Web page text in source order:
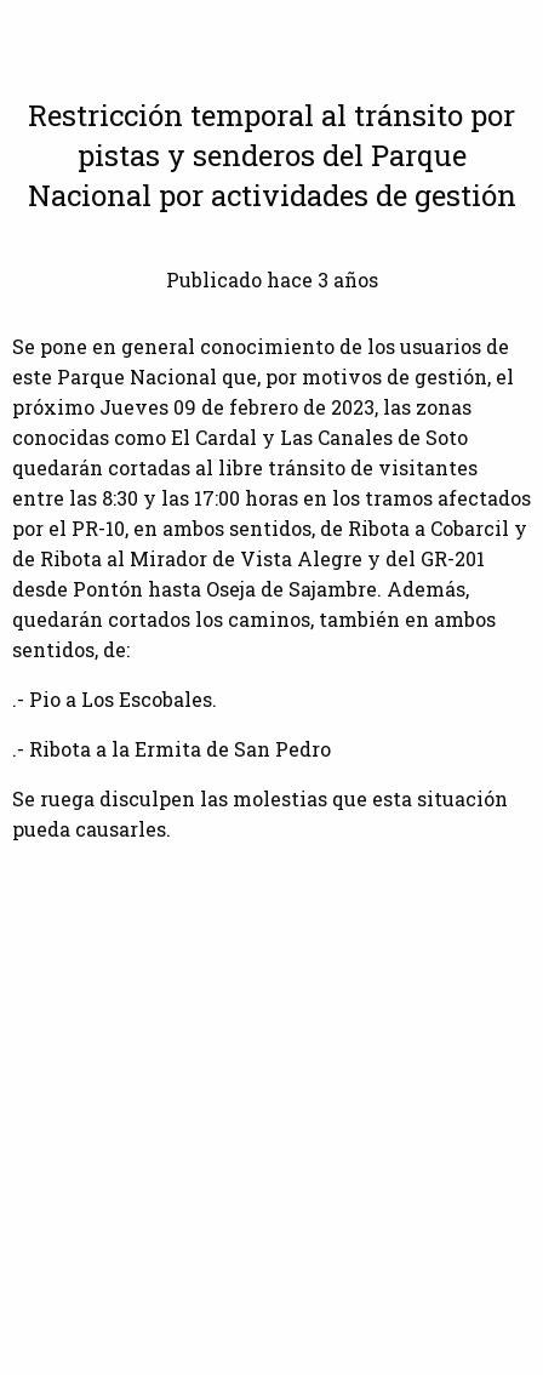
Restricción temporal al tránsito por
pistas y senderos del Parque
Nacional por actividades de gestión
Publicado hace 3 años
Se pone en general conocimiento de los usuarios de
este Parque Nacional que, por motivos de gestión, el
próximo Jueves 09 de febrero de 2023, las zonas
conocidas como El Cardal y Las Canales de Soto
quedarán cortadas al libre tránsito de visitantes
entre las 8:30 y las 17:00 horas en los tramos afectados
por el PR-10, en ambos sentidos, de Ribota a Cobarcil y
de Ribota al Mirador de Vista Alegre y del GR-201
desde Pontón hasta Oseja de Sajambre. Además,
quedarán cortados los caminos, también en ambos
sentidos, de:
.- Pio a Los Escobales.
.- Ribota a la Ermita de San Pedro
Se ruega disculpen las molestias que esta situación
pueda causarles.